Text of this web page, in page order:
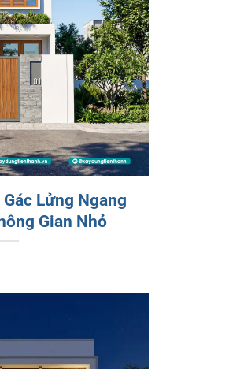
Lửng Ngang
Gian Nhỏ